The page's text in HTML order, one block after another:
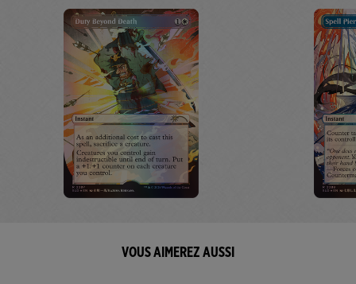
VOUS AIMEREZ AUSSI